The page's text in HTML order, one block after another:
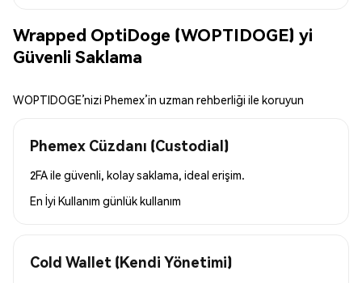
Wrapped OptiDoge (WOPTIDOGE) yi
Güvenli Saklama
WOPTIDOGE’nizi Phemex’in uzman rehberliği ile koruyun
Phemex Cüzdanı (Custodial)
2FA ile güvenli, kolay saklama, ideal erişim.
En İyi Kullanım günlük kullanım
Cold Wallet (Kendi Yönetimi)